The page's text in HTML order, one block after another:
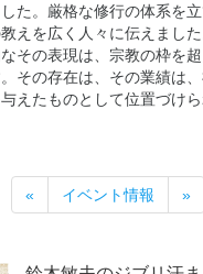
た。厳格な修行の体系を立
えを広く人々に伝えまし
その表現は、宗教の枠を
その存在は、その業績は
えたものとして位置づけら
« イベント情報 »